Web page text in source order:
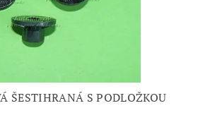
ŠESTIHRANÁ S PODLOŽKOU